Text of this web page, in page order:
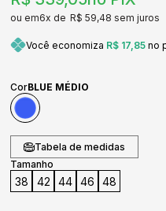
6x R$ 59,48sem juros
Você economiza R$ 17,85 no
CorBLUE MÉDIO
Tabela de medidas
Tamanho
38 42 44 46 48